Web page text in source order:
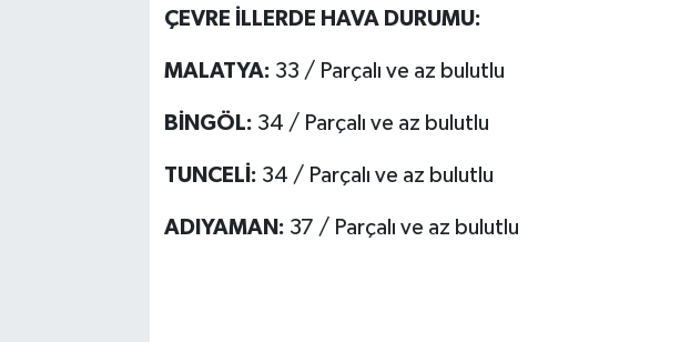
ÇEVRE İLLERDE HAVA DURUMU:
MALATYA: 33 / Parçalı ve az bulutlu
BİNGÖL: 34 / Parçalı ve az bulutlu
TUNCELİ: 34 / Parçalı ve az bulutlu
ADIYAMAN: 37 / Parçalı ve az bulutlu